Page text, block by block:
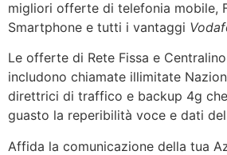
migliori offerte di telefonia mobile,
Smartphone e tutti i vantaggi
Le offerte di Rete Fissa e
includono chiamate illimitate
direttrici di traffico e backup 4g
guasto la reperibilità voce e dati
Affida la comunicazione della tua